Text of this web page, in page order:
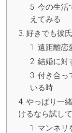
今の生活
えてみる
好きでも彼
遠距離恋
結婚に対
付き合っ
いる時
やっぱり一
けるなら試し
マンネリ